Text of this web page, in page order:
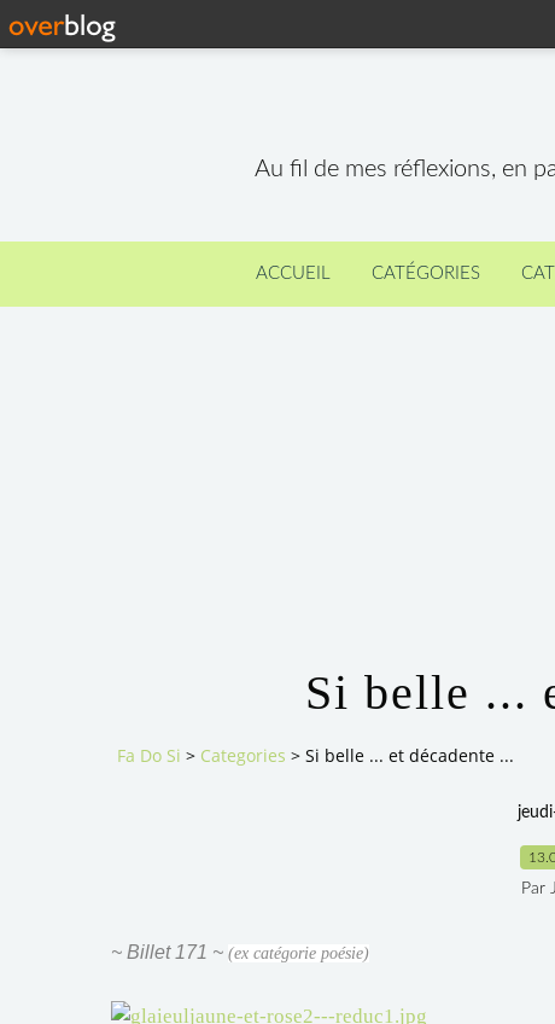
Au fil de mes réflexions, en
ACCUEIL CATÉGORIES
Si belle ...
Fa Do Si > Categories > Si belle ... et décadente ...
Par
~ Billet 171 ~ (ex catégorie poésie)